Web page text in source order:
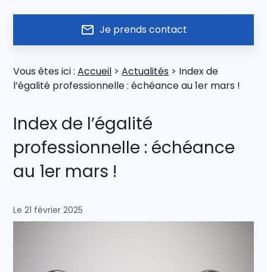
mail_outline Je prends contact
Vous êtes ici : Accueil >Actualités > Index de
l’égalité professionnelle : échéance au 1er mars !
Index de l’égalité
professionnelle : échéance
au 1er mars !
Le 21 février 2025